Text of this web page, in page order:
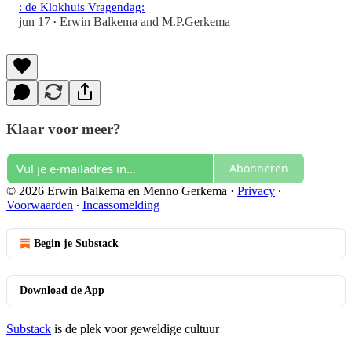
: de Klokhuis Vragendag:
jun 17 • Erwin Balkema and M.P.Gerkema
Klaar voor meer?
Abonneren
© 2026 Erwin Balkema en Menno Gerkema · Privacy ∙
Voorwaarden ∙ Incassomelding
Begin je Substack
Download de App
Substack is de plek voor geweldige cultuur